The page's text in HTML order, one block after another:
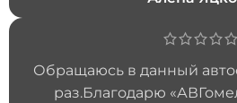
Обращаюсь в данный
раз.Благодарю